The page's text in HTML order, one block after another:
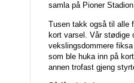
samla på Pioner
Tusen takk også til alle
kort varsel. Vår stødige
vekslingsdommere
som ble huka inn på
annen trofast gjeng